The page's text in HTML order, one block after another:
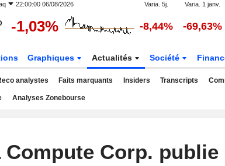
22:00:00 06/08/2026 Varia. 5j. Varia. 1 janv.
-1,03% -8,44% -69,63%
Graphiques Actualités Société
analystes Faits marquants Insiders Transcripts
Analyses Zonebourse
Compute Corp. publie